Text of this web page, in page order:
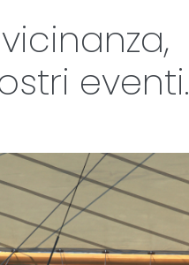
eventi.